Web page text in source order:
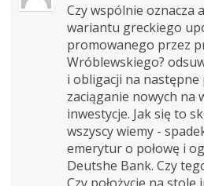
Czy wspólnie oznacza
wariantu greckiego
promowanego przez
Wróblewskiego?
i obligacji na
zaciąganie nowych na
inwestycje. Jak się to
wszyscy wiemy -
emerytur o połowę i
Deutshe Bank. Czy